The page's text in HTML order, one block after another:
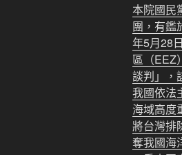
本院國民
團，有鑑
年5月28
區（EEZ
談判」，
我國依法
海域高度
將台灣排
奪我國海